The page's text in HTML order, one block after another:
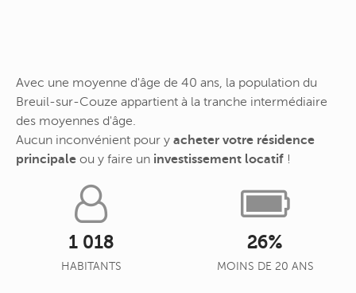
Avec une moyenne d'âge de 40 ans, la population du
Breuil-sur-Couze appartient à la tranche intermédiaire
des moyennes d'âge.
Aucun inconvénient pour y acheter votre résidence
principale ou y faire un investissement locatif !
1 018
HABITANTS
26%
MOINS DE 20 ANS